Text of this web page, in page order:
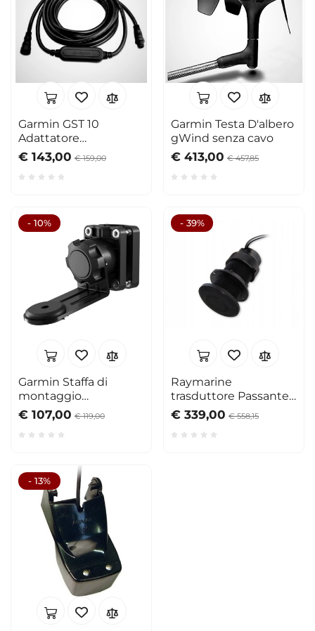
Garmin GST 10
Adattatore
Speed/Temp
€ 143,00 € 159,00
Garmin Testa D'albero
gWind senza cavo
€ 413,00 € 457,85
- 10%
Garmin Staffa di
montaggio
Perspective
€ 107,00 € 119,00
- 39%
Raymarine
trasduttore Passante
Eco/Temp DT800 12°
€ 339,00 € 558,15
- 13%